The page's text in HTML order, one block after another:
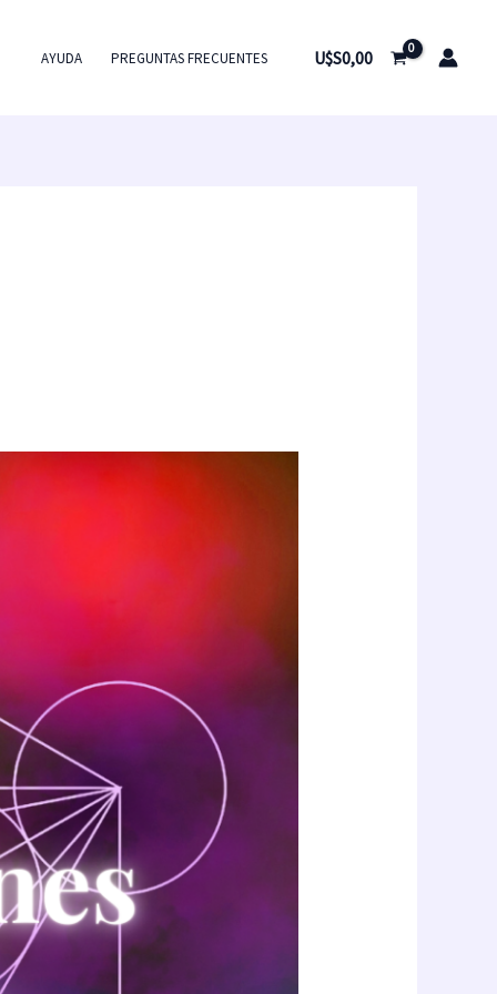
AYUDA PREGUNTAS FRECUENTES U$S0,00